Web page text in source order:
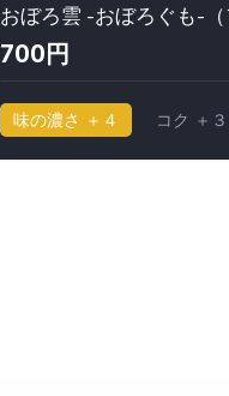
700円
味の濃さ ＋４ コク ＋３